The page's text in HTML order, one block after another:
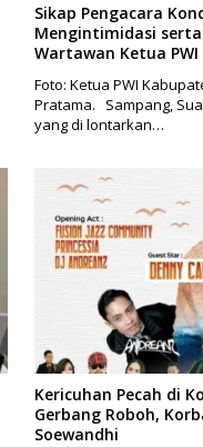
Sikap Pengacara
Mengintimidasi
Wartawan Ketua
Foto: Ketua PWI
Pratama. Sampang,
yang di lontarkan…
Kericuhan Pecah di
Gerbang Roboh,
Soewandhi